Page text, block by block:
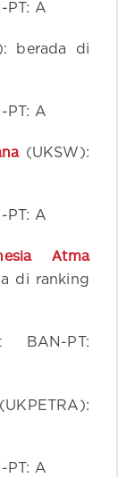
PT: A
berada di
PT: A
(UKSW):
PT: A
Atma
di ranking
BAN-PT:
PT: A